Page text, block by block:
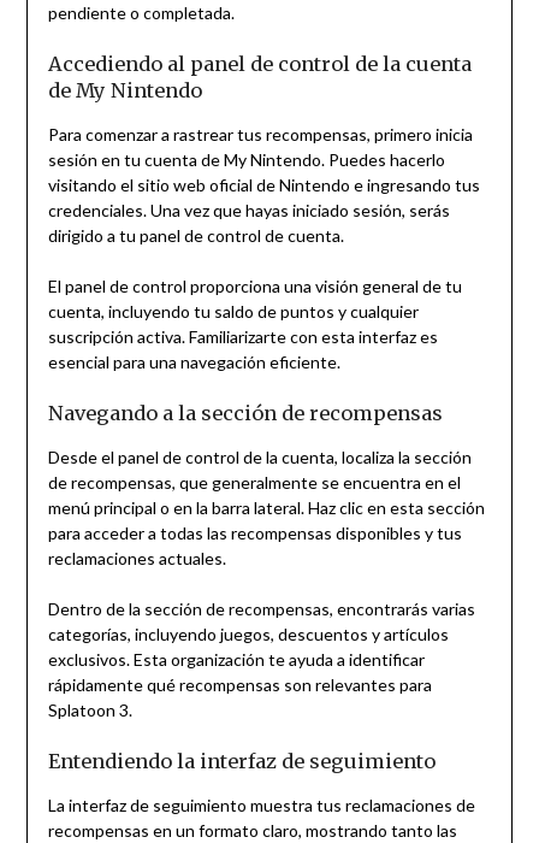
pendiente o completada.
Accediendo al panel de control de la cuenta
de My Nintendo
Para comenzar a rastrear tus recompensas, primero inicia
sesión en tu cuenta de My Nintendo. Puedes hacerlo
visitando el sitio web oficial de Nintendo e ingresando tus
credenciales. Una vez que hayas iniciado sesión, serás
dirigido a tu panel de control de cuenta.
El panel de control proporciona una visión general de tu
cuenta, incluyendo tu saldo de puntos y cualquier
suscripción activa. Familiarizarte con esta interfaz es
esencial para una navegación eficiente.
Navegando a la sección de recompensas
Desde el panel de control de la cuenta, localiza la sección
de recompensas, que generalmente se encuentra en el
menú principal o en la barra lateral. Haz clic en esta sección
para acceder a todas las recompensas disponibles y tus
reclamaciones actuales.
Dentro de la sección de recompensas, encontrarás varias
categorías, incluyendo juegos, descuentos y artículos
exclusivos. Esta organización te ayuda a identificar
rápidamente qué recompensas son relevantes para
Splatoon 3.
Entendiendo la interfaz de seguimiento
La interfaz de seguimiento muestra tus reclamaciones de
recompensas en un formato claro, mostrando tanto las